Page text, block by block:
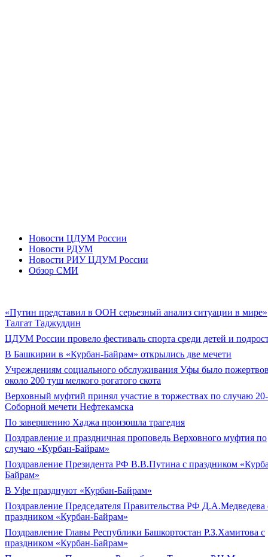
Новости ЦДУМ России
Новости РДУМ
Новости РИУ ЦДУМ России
Обзор СМИ
«Путин представил в ООН серьезный анализ ситуации в
Талгат Таджуддин
ЦДУМ России провело фестиваль спорта среди детей и
В Башкирии в «Курбан-Байрам» открылись две мечети
Учреждениям социального обслуживания Уфы было
около 200 туш мелкого рогатого скота
Верховный муфтий принял участие в торжествах по случаю
Соборной мечети Нефтекамска
По завершению Хаджа произошла трагедия
Поздравление и праздничная проповедь Верховного муфтия по
случаю «Курбан-Байрам»
Поздравление Президента РФ В.В.Путина с праздником
Байрам»
В Уфе празднуют «Курбан-Байрам»
Поздравление Председателя Правительства РФ Д.А.Медведева
праздником «Курбан-Байрам»
Поздравление Главы Республики Башкортостан Р.З.Хамитова с
праздником «Курбан-Байрам»